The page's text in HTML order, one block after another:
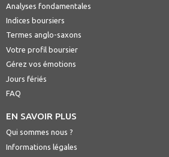
Analyses fondamentales
Indices boursiers
Termes anglo-saxons
Votre profil boursier
Gérez vos émotions
Jours fériés
FAQ
EN SAVOIR PLUS
Qui sommes nous ?
Informations légales